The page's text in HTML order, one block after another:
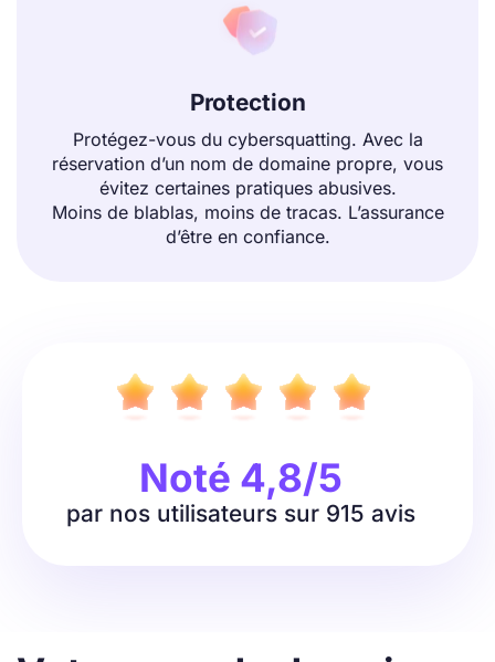
Protection
Protégez-vous du cybersquatting. Avec la
réservation d’un nom de domaine propre, vous
évitez certaines pratiques abusives.
Moins de blablas, moins de tracas. L’assurance
d’être en confiance.
Noté 4,8/5
par nos utilisateurs sur 915 avis